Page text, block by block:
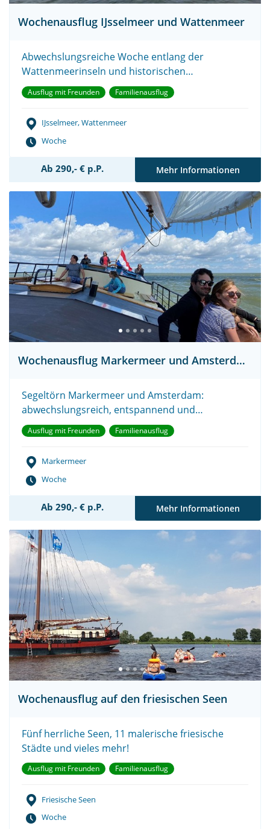
Wochenausflug IJsselmeer und Wattenmeer
Abwechslungsreiche Woche entlang der
Wattenmeerinseln und historischen
Hafenstädten.
Ausflug mit Freunden Familienausflug
IJsselmeer, Wattenmeer
Woche
Ab 290,- € p.P. Mehr Informationen
Wochenausflug Markermeer und Amsterdam
Segeltörn Markermeer und Amsterdam:
abwechslungsreich, entspannend und
erlebnisreich!
Ausflug mit Freunden Familienausflug
Markermeer
Woche
Ab 290,- € p.P. Mehr Informationen
Wochenausflug auf den friesischen Seen
Fünf herrliche Seen, 11 malerische friesische
Städte und vieles mehr!
Ausflug mit Freunden Familienausflug
Friesische Seen
Woche